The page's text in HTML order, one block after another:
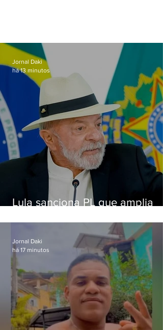
Lula sanciona PL que amplia
crianças
Jornal Daki
há 13 minutos
Jornal Daki
há 17 minutos